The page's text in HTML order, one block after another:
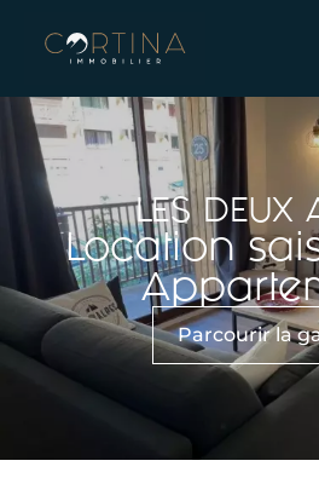
LES DEUX
Location
Parcourir la